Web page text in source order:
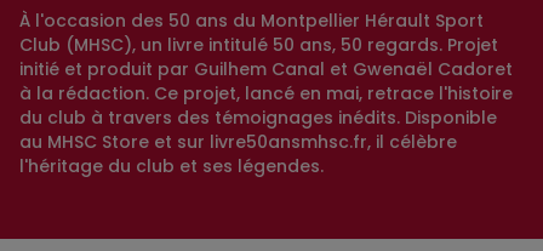
À l'occasion des 50 ans du Montpellier Hérault Sport
Club (MHSC), un livre intitulé 50 ans, 50 regards. Projet
initié et produit par Guilhem Canal et Gwenaël Cadoret
à la rédaction. Ce projet, lancé en mai, retrace l'histoire
du club à travers des témoignages inédits. Disponible
au MHSC Store et sur livre50ansmhsc.fr, il célèbre
l'héritage du club et ses légendes.